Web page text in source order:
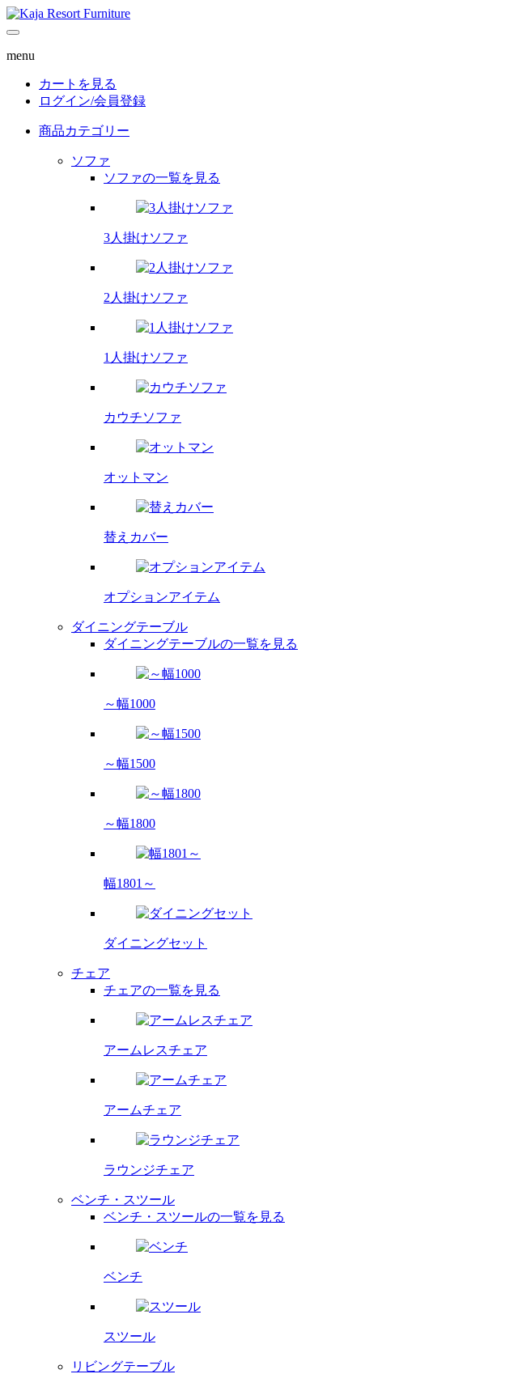
menu
カートを見る
ログイン/会員登録
商品カテゴリー
ソファ
ソファの一覧を見る
3人掛けソファ
2人掛けソファ
1人掛けソファ
カウチソファ
オットマン
替えカバー
オプションアイテム
ダイニングテーブル
ダイニングテーブルの一覧を見る
～幅1000
～幅1500
～幅1800
幅1801～
ダイニングセット
チェア
チェアの一覧を見る
アームレスチェア
アームチェア
ラウンジチェア
ベンチ・スツール
ベンチ・スツールの一覧を見る
ベンチ
スツール
リビングテーブル